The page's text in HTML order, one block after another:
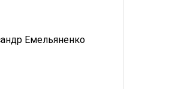
Емельяненко